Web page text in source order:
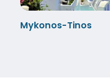
Mykonos-Tinos